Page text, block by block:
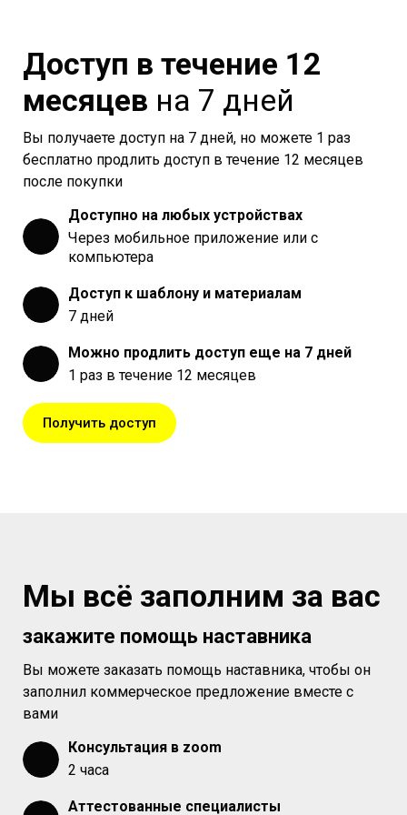
Доступ в течение 12
месяцев на 7 дней
Вы получаете доступ на 7 дней, но можете 1 раз
бесплатно продлить доступ в течение 12 месяцев
после покупки
Доступно на любых устройствах
Через мобильное приложение или с
компьютера
Доступ к шаблону и материалам
7 дней
Можно продлить доступ еще на 7 дней
1 раз в течение 12 месяцев
Получить доступ
Мы всё заполним за вас
закажите помощь наставника
Вы можете заказать помощь наставника, чтобы он
заполнил коммерческое предложение вместе с
вами
Консультация в zoom
2 часа
Аттестованные специалисты